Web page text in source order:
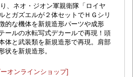
、ネオ・ジオン軍親衛隊「ロイヤ
とガズエルが２体セットでＨＧシリ
的な機体を新規造形パーツや成形
ールの水転写式デカールで再現！頭
体と武装類を新規造形で再現。肩部
を新規造形。
オンラインショップ]